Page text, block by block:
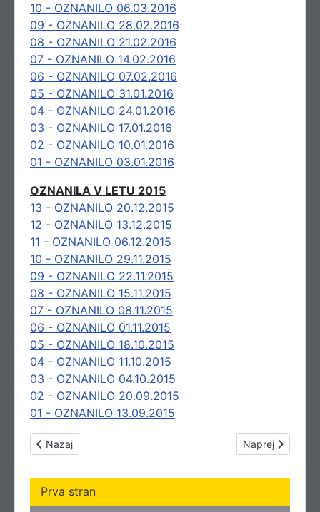
10 - OZNANILO 06.03.2016
09 - OZNANILO 28.02.2016
08 - OZNANILO 21.02.2016
07 - OZNANILO 14.02.2016
06 - OZNANILO 07.02.2016
05 - OZNANILO 31.01.2016
04 - OZNANILO 24.01.2016
03 - OZNANILO 17.01.2016
02 - OZNANILO 10.01.2016
01 - OZNANILO 03.01.2016
OZNANILA V LETU 2015
13 - OZNANILO 20.12.2015
12 - OZNANILO 13.12.2015
11 - OZNANILO 06.12.2015
10 - OZNANILO 29.11.2015
09 - OZNANILO 22.11.2015
08 - OZNANILO 15.11.2015
07 - OZNANILO 08.11.2015
06 - OZNANILO 01.11.2015
05 - OZNANILO 18.10.2015
04 - OZNANILO 11.10.2015
03 - OZNANILO 04.10.2015
02 - OZNANILO 20.09.2015
01 - OZNANILO 13.09.2015
Prejšnji prispevek: Televizije v Sloveniji
Nazaj Naslednji
Naprej
Prva stran